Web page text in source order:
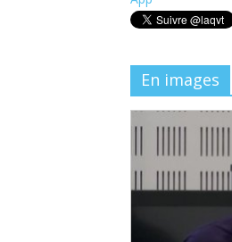
En images